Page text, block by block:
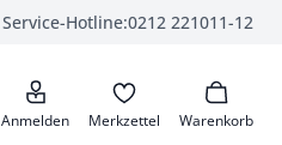
Service-Hotline:0212 221011-12
anrufen
Anmelden Merkzettel Warenkorb